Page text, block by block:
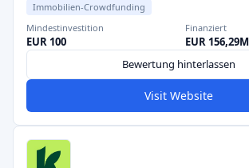
Immobilien-Crowdfunding
Mindestinvestition
EUR 100
Finanziert
EUR 156,29M
Bewertung hinterlassen
Visit Website